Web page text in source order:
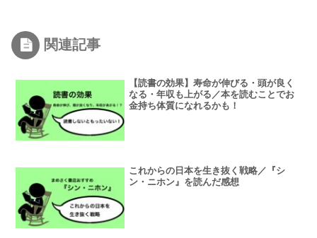
関連記事
【読書の効果】寿命が伸びる・頭が良く
なる・年収も上がる／本を読むことでお
金持ち体質になれるかも！
これからの日本を生き抜く戦略／『シ
ン・ニホン』を読んだ感想